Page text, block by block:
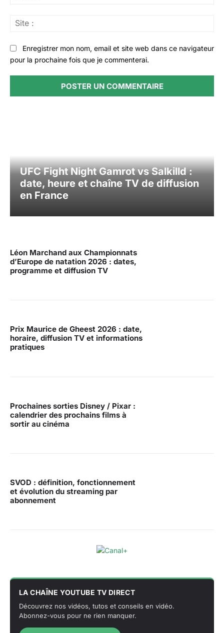
Enregistrer mon nom, email et site web dans ce navigateur
pour la prochaine fois que je commenterai.
UFC Fight Night Gamrot vs Salkilld :
date, heure et chaîne TV de diffusion
en France
Léon Marchand aux Championnats
d’Europe de natation 2026 : dates,
programme et diffusion TV
Prix Maurice de Gheest 2026 : date,
horaire, diffusion TV et informations
pratiques
Prochaines sorties Disney / Pixar :
calendrier des prochains films à
sortir au cinéma
SVOD : définition, fonctionnement
et évolution du streaming par
abonnement
LA CHAÎNE YOUTUBE TV DIRECT
Découvrez nos vidéos, tutos et conseils en vidéo.
Abonnez-vous pour ne rien manquer.